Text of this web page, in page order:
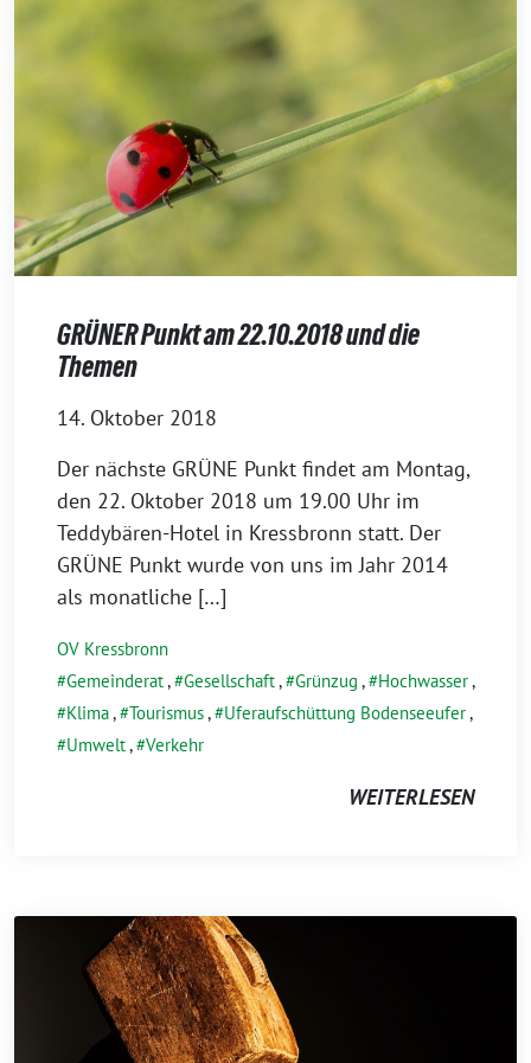
GRÜNER Punkt am 22.10.2018 und die
Themen
14. Oktober 2018
Der nächs­te GRÜNE Punkt fin­det am Montag,
den 22. Oktober 2018 um 19.00 Uhr im
Teddybären-Hotel in Kressbronn statt. Der
GRÜNE Punkt wur­de von uns im Jahr 2014
als monatliche […]
OV Kressbronn
Gemeinderat, Gesellschaft, Grünzug , Hochwasser,
Klima, Tourismus, Uferaufschüttung Bodenseeufer,
Umwelt, Verkehr
WEITERLESEN